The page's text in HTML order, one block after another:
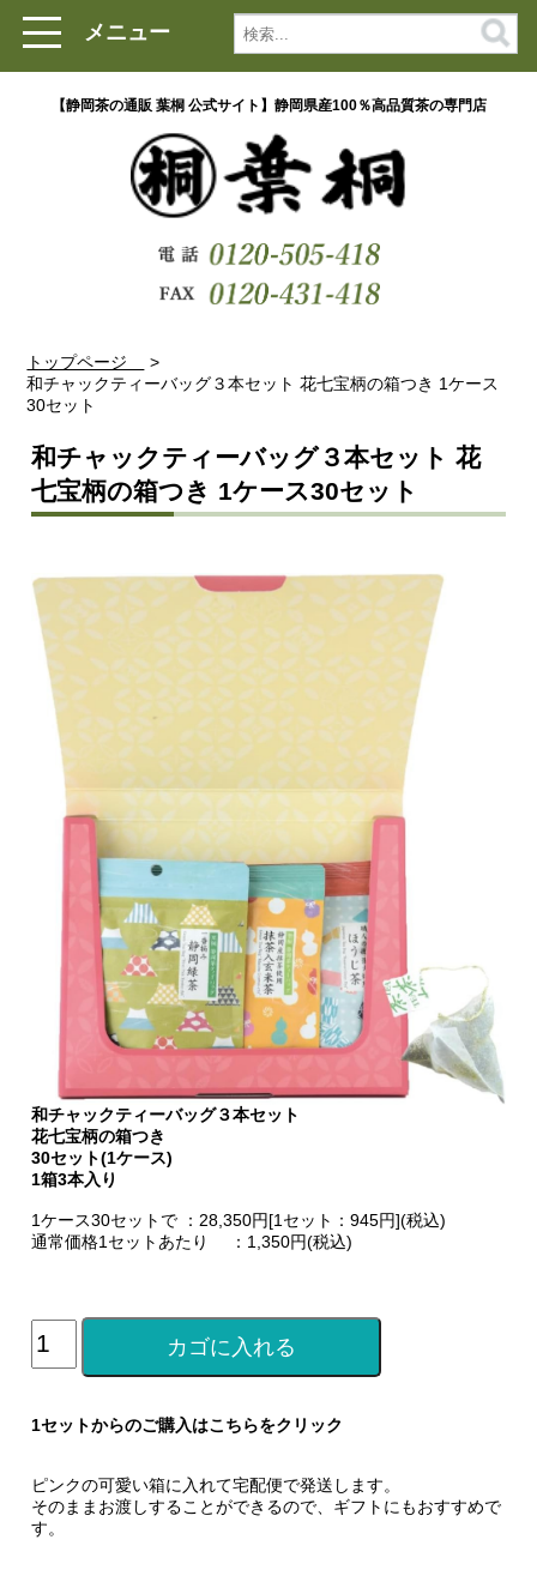
メニュー
【静岡茶の通販 葉桐 公式サイト】静岡県産100％高品質茶の専門店
トップページ
和チャックティーバッグ３本セット 花七宝柄の箱つき 1ケース
30セット
和チャックティーバッグ３本セット 花
七宝柄の箱つき 1ケース30セット
和チャックティーバッグ３本セット
花七宝柄の箱つき
30セット(1ケース)
1箱3本入り
1ケース30セットで ：28,350円[1セット：945円](税込)
通常価格1セットあたり ：1,350円(税込)
1セットからのご購入はこちらをクリック
ピンクの可愛い箱に入れて宅配便で発送します。
そのままお渡しすることができるので、ギフトにもおすすめで
す。